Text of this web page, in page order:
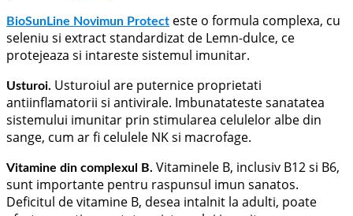
BioSunLine Novimun Protect este o formula complexa, cu
seleniu si extract standardizat de Lemn-dulce, ce
protejeaza si intareste sistemul imunitar.
Usturoi. Usturoiul are puternice proprietati
antiinflamatorii si antivirale. Imbunatateste sanatatea
sistemului imunitar prin stimularea celulelor albe din
sange, cum ar fi celulele NK si macrofage.
Vitamine din complexul B. Vitaminele B, inclusiv B12 si B6,
sunt importante pentru raspunsul imun sanatos.
Deficitul de vitamine B, desea intalnit la adulti, poate